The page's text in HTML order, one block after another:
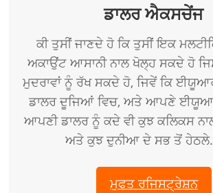
ਡਾਲਰ ਐਕਸਚੇਂਜ
ਕੀ ਤੁਸੀਂ ਜਾਣਦੇ ਹੋ ਕਿ ਤੁਸੀਂ ਇਕ
ਅਕਾਉਂਟ ਆਸਾਨੀ ਨਾਲ ਖੋਲ੍ਹ ਸਕਦੇ ਹੋ
ਮੁਦਰਾਵਾਂ ਨੂੰ ਰੱਖ ਸਕਦੇ ਹੋ, ਜਿਵੇਂ ਕਿ
ਡਾਲਰ ਦੂਜਿਆਂ ਵਿਚ, ਅਤੇ ਆਪਣੇ
ਆਪਣੀ ਡਾਲਰ ਨੂੰ ਕਦੇ ਵੀ ਕੁਝ ਕਲਿਕਸ
ਅਤੇ ਕੁਝ ਦੁਨੀਆ ਦੇ ਸਭ ਤੋਂ ਹੇਠਲੇ.
ਮੁਫਤ ਰਜਿਸਟ੍ਰੇਸ਼ਨ